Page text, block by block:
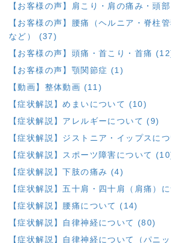
【お客様の声】肩こり・肩の痛み・頭
【お客様の声】腰痛（ヘルニア・脊柱
など） (37)
【お客様の声】頭痛・首こり・首痛
【お客様の声】顎関節症 (1)
【動画】整体動画 (11)
【症状解説】めまいについて (10)
【症状解説】アレルギーについて (9)
【症状解説】ジストニア・イップスに
【症状解説】スポーツ障害について
【症状解説】下肢の痛み (4)
【症状解説】五十肩・四十肩（肩痛）
【症状解説】腰痛について (14)
【症状解説】自律神経について (80)
【症状解説】自律神経について（パニ